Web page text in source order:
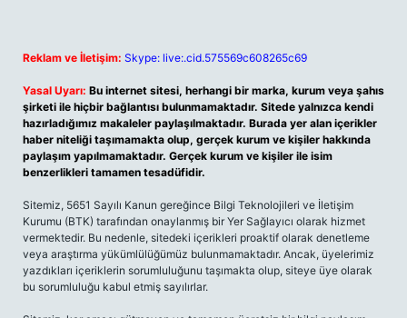
Reklam ve İletişim: Skype: live:.cid.575569c608265c69
Yasal Uyarı: Bu internet sitesi, herhangi bir marka, kurum veya şahıs
şirketi ile hiçbir bağlantısı bulunmamaktadır. Sitede yalnızca kendi
hazırladığımız makaleler paylaşılmaktadır. Burada yer alan içerikler
haber niteliği taşımamakta olup, gerçek kurum ve kişiler hakkında
paylaşım yapılmamaktadır. Gerçek kurum ve kişiler ile isim
benzerlikleri tamamen tesadüfidir.
Sitemiz, 5651 Sayılı Kanun gereğince Bilgi Teknolojileri ve İletişim
Kurumu (BTK) tarafından onaylanmış bir Yer Sağlayıcı olarak hizmet
vermektedir. Bu nedenle, sitedeki içerikleri proaktif olarak denetleme
veya araştırma yükümlülüğümüz bulunmamaktadır. Ancak, üyelerimiz
yazdıkları içeriklerin sorumluluğunu taşımakta olup, siteye üye olarak
bu sorumluluğu kabul etmiş sayılırlar.